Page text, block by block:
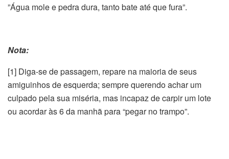
”Água mole e pedra dura, tanto bate até que fura”.
Nota:
[1] Diga-se de passagem, repare na maioria de seus
amiguinhos de esquerda; sempre querendo achar um
culpado pela sua miséria, mas incapaz de carpir um lote
ou acordar às 6 da manhã para “pegar no trampo”.